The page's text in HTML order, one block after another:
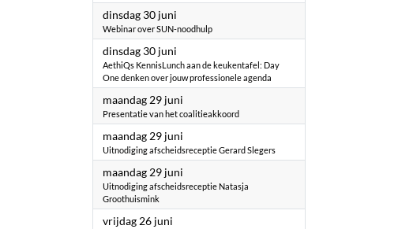
dinsdag 30 juni
Webinar over SUN-noodhulp
dinsdag 30 juni
AethiQs KennisLunch aan de keukentafel: Day
One denken over jouw professionele agenda
maandag 29 juni
Presentatie van het coalitieakkoord
maandag 29 juni
Uitnodiging afscheidsreceptie Gerard Slegers
maandag 29 juni
Uitnodiging afscheidsreceptie Natasja
Groothuismink
vrijdag 26 juni